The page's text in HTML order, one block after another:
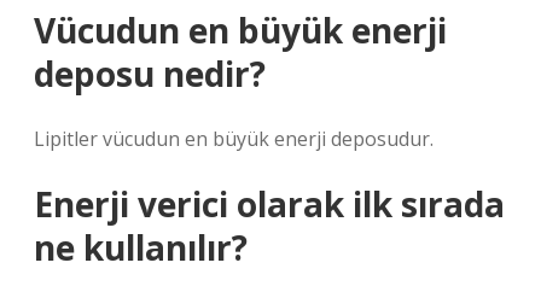
Vücudun en büyük enerji
deposu nedir?
Lipitler vücudun en büyük enerji deposudur.
Enerji verici olarak ilk sırada
ne kullanılır?